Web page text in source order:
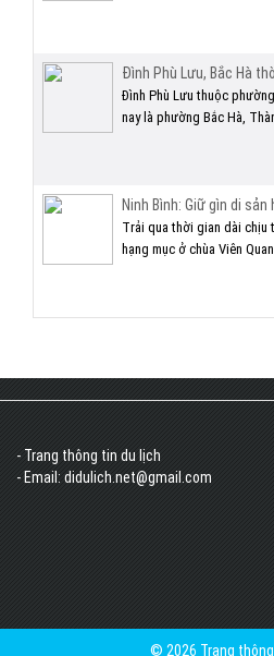
Đình Phù Lưu, Bắc Hà
Đình Phù Lưu thuộc
nay là phường Bắc Hà,
Ninh Bình: Giữ gìn di sản
Trải qua thời gian dài chịu
hạng mục ở chùa Viên
- Trang thông tin du lịch
- Email: didulich.net@gmail.com
© 2026 Trang